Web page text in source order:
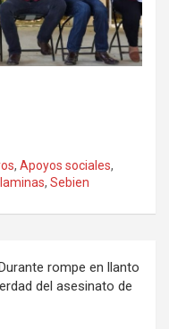
, Apoyos sociales,
laminas, Sebien
rompe en llanto
del asesinato de